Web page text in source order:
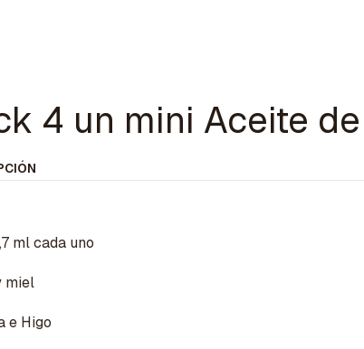
4 un mini Aceite
ml cada uno
miel
e Higo